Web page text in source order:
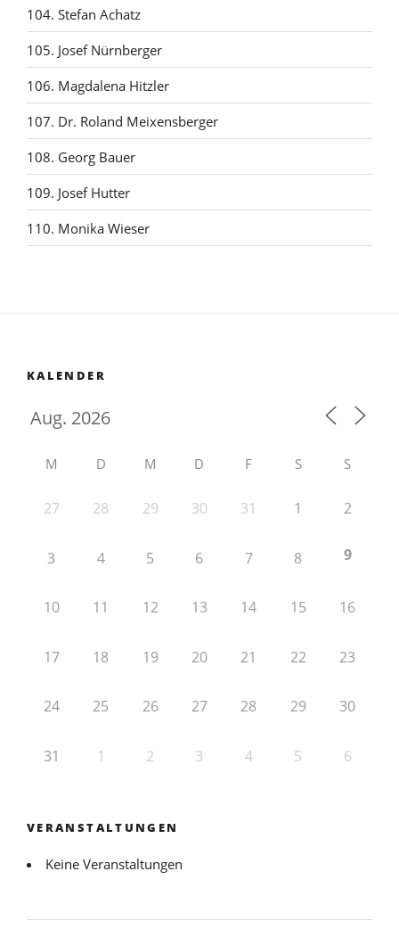
104. Stefan Achatz
105. Josef Nürnberger
106. Magdalena Hitzler
107. Dr. Roland Meixensberger
108. Georg Bauer
109. Josef Hutter
110. Monika Wieser
KALENDER
M D M D F S S
27 28 29 30 31 1 2
3 4 5 6 7 8 9
10 11 12 13 14 15 16
17 18 19 20 21 22 23
24 25 26 27 28 29 30
31 1 2 3 4 5 6
VERANSTALTUNGEN
Keine Veranstaltungen